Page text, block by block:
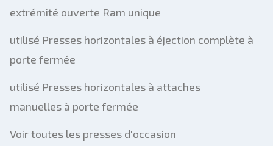
extrémité ouverte Ram unique
utilisé Presses horizontales à éjection complète à
porte fermée
utilisé Presses horizontales à attaches
manuelles à porte fermée
Voir toutes les presses d'occasion